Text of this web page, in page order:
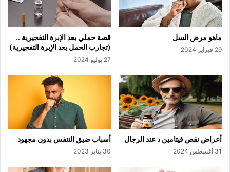
ماهو مرض السل
29 فبراير 2024
قصة حملي بعد الإبرة التفجيرية ..
(تجارب الحمل بعد الإبرة التفجيرية)
27 يوليو 2024
أعراض نقص فيتامين د عند الرجال
31 أغسطس 2024
أسباب ضيق التنفس بدون مجهود
30 يناير 2023